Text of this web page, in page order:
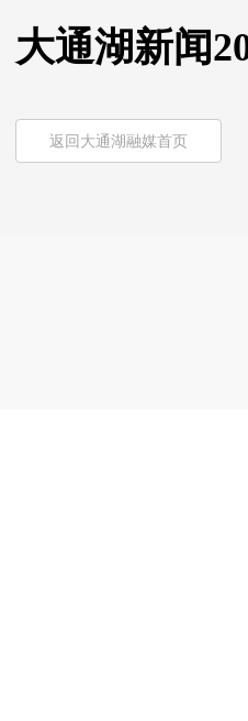
大通湖新闻
返回大通湖融媒首页